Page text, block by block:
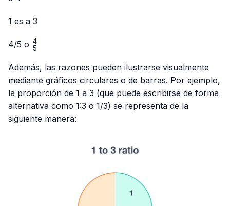
1 es a 3
4/5 o \frac{4}
5
4
Además, las razones pueden ilustrarse visualmente
mediante gráficos circulares o de barras. Por ejemplo,
la proporción de 1 a 3 (que puede escribirse de forma
alternativa como 1:3 o 1/3) se representa de la
siguiente manera: